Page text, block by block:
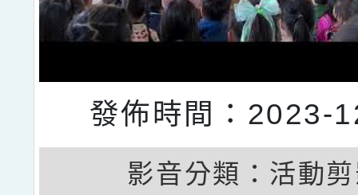
發佈時間：2023-
影音分類： 活動